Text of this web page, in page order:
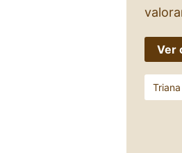
Ver